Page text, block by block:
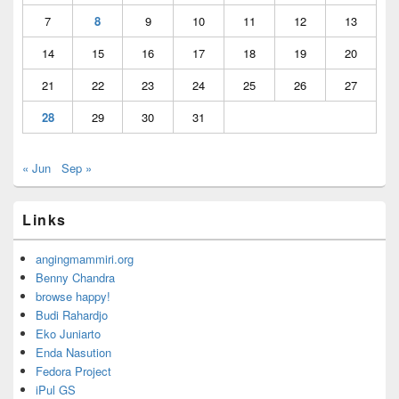
7
8 9 10 11 12
13
14
15 16 17 18 19
20
21
22 23 24 25 26
27
28
29 30 31
« Jun Sep »
Links
angingmammiri.org
Benny Chandra
browse happy!
Budi Rahardjo
Eko Juniarto
Enda Nasution
Fedora Project
iPul GS